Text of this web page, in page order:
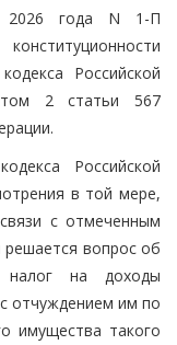
2026 года N 1-П
Российской
2 статьи 567
Российской
в той мере,
с отмеченным
вопрос об
налог на доходы
отчуждением им по
имущества такого